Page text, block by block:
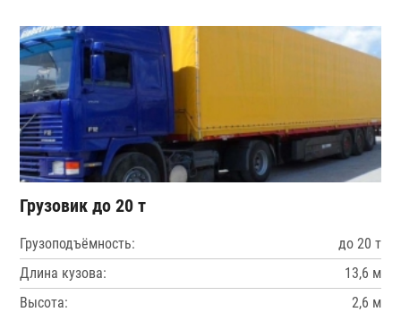
Грузовик до 20 т
Грузоподъёмность:
до 20 т
Длина кузова:
13,6 м
Высота:
2,6 м